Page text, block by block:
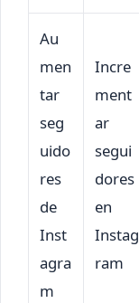
Au
men
tar
seg
uido
res
de
Inst
agra
m
Incre
ment
ar
segui
dores
en
Instag
ram